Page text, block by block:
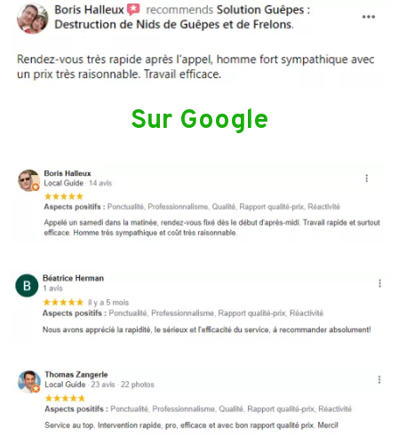
Sur Google